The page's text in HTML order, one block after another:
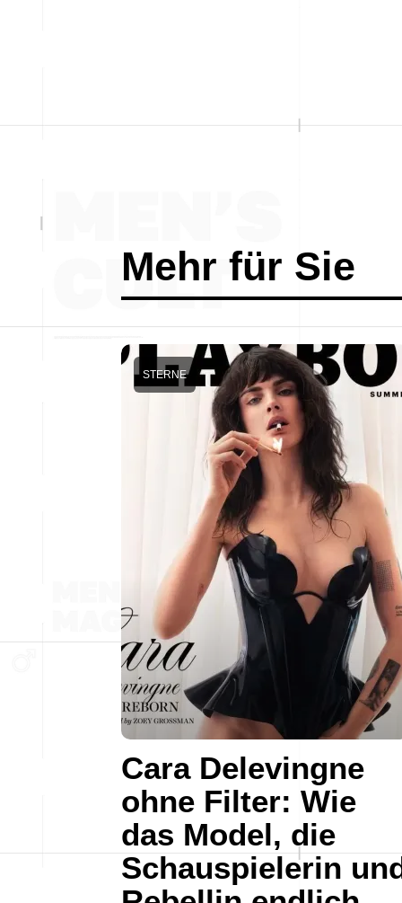
Mehr für Sie
Cara Delevingne
ohne Filter: Wie
das Model, die
Schauspielerin
STERNE